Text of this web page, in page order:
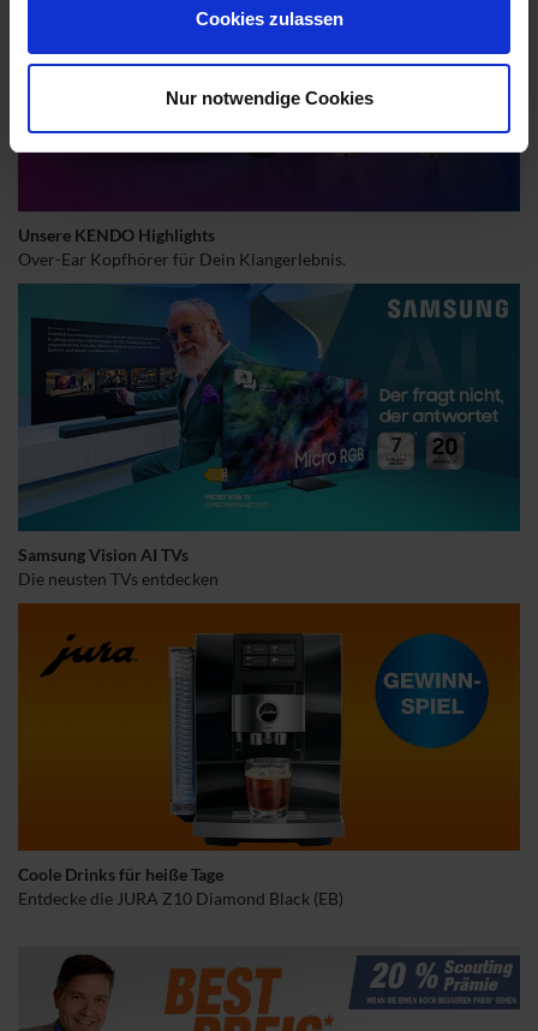
Cookies zulassen
Nur notwendige Cookies
Unsere KENDO Highlights
Over-Ear Kopfhörer für Dein Klangerlebnis.
Samsung Vision AI TVs
Die neusten TVs entdecken
Coole Drinks für heiße Tage
Entdecke die JURA Z10 Diamond Black (EB)